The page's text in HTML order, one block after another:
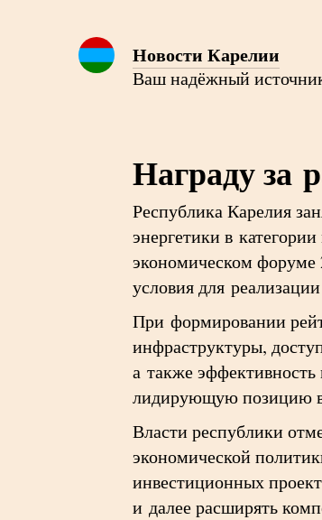
Новости Карелии
Ваш надёжный
Награду за
Республика Карелия
энергетики в
экономическом форуме
условия для
При формировании
инфраструктуры,
а также
лидирующую позицию
Власти республики
экономической
инвестиционных
и далее расширять